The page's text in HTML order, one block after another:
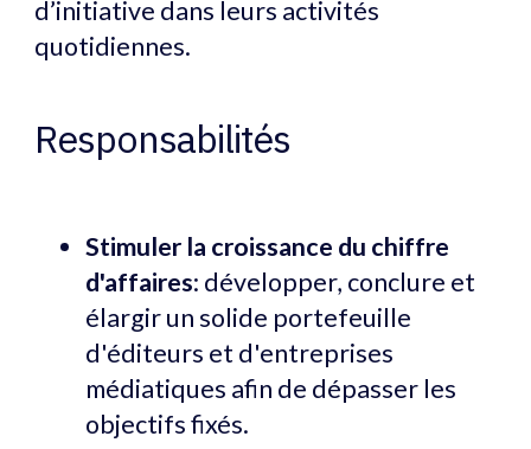
d’initiative dans leurs activités
quotidiennes.
Responsabilités
Stimuler la croissance du chiffre
d'affaires: développer, conclure et
élargir un solide portefeuille
d'éditeurs et d'entreprises
médiatiques afin de dépasser les
objectifs fixés.